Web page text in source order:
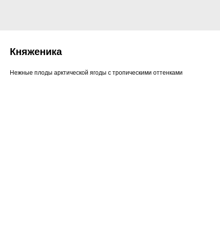
Княженика
Нежные плоды арктической ягоды с тропическими оттенками